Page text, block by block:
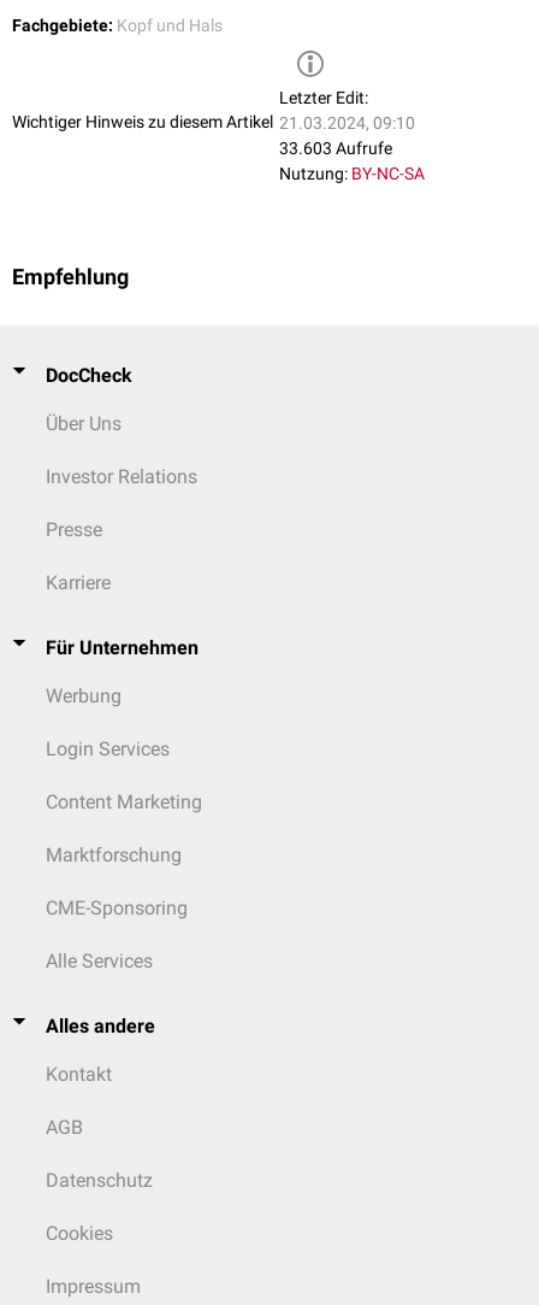
Fachgebiete: Kopf und Hals
Wichtiger Hinweis zu diesem Artikel
Letzter Edit:
21.03.2024, 09:10
33.603 Aufrufe
Nutzung: BY-NC-SA
Empfehlung
DocCheck
Über Uns
Investor Relations
Presse
Karriere
Für Unternehmen
Werbung
Login Services
Content Marketing
Marktforschung
CME-Sponsoring
Alle Services
Alles andere
Kontakt
AGB
Datenschutz
Cookies
Impressum